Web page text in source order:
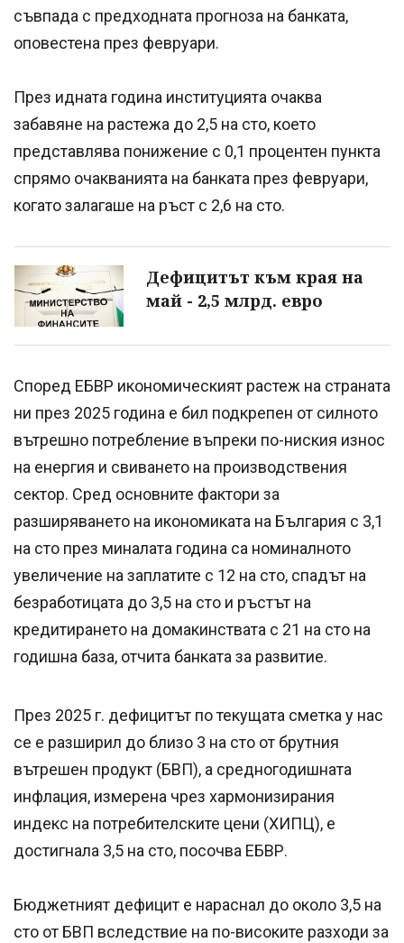
съвпада с предходната прогноза на банката,
оповестена през февруари.
През идната година институцията очаква
забавяне на растежа до 2,5 на сто, което
представлява понижение с 0,1 процентен пункта
спрямо очакванията на банката през февруари,
когато залагаше на ръст с 2,6 на сто.
Дефицитът към края на
май - 2,5 млрд. евро
Според ЕБВР икономическият растеж на страната
ни през 2025 година е бил подкрепен от силното
вътрешно потребление въпреки по-ниския износ
на енергия и свиването на производствения
сектор. Сред основните фактори за
разширяването на икономиката на България с 3,1
на сто през миналата година са номиналното
увеличение на заплатите с 12 на сто, спадът на
безработицата до 3,5 на сто и ръстът на
кредитирането на домакинствата с 21 на сто на
годишна база, отчита банката за развитие.
През 2025 г. дефицитът по текущата сметка у нас
се е разширил до близо 3 на сто от брутния
вътрешен продукт (БВП), а средногодишната
инфлация, измерена чрез хармонизирания
индекс на потребителските цени (ХИПЦ), е
достигнала 3,5 на сто, посочва ЕБВР.
Бюджетният дефицит е нараснал до около 3,5 на
сто от БВП вследствие на по-високите разходи за